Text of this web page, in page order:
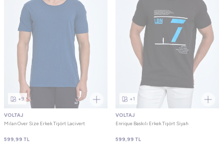
+9
VOLTAJ
Milan Over Size Erkek Tişört Lacivert
599,99 TL
+1
VOLTAJ
Enrique Baskılı Erkek Tişört Siyah
599,99 TL